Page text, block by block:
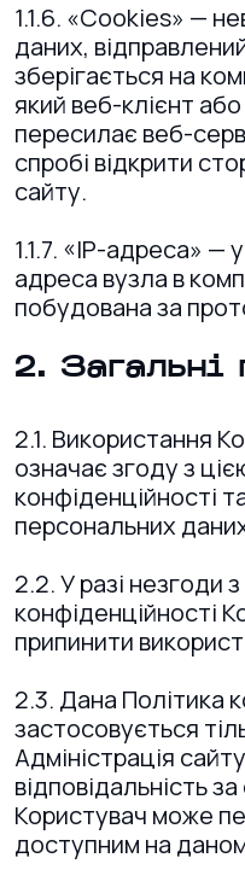
1.1.6. «Cookies» —
даних,
зберігається на
який веб-клієнт
пересилає веб-
спробі відкрити
сайту.
1.1.7. «IP-адреса» —
адреса вузла в
побудована за
2. Загальні
2.1. Використання
означає згоду з
конфіденційності
персональних
2.2. У разі незгоди
конфіденційності
припинити
2.3. Дана Політика
застосовується
Адміністрація
відповідальність
Користувач може
доступним на